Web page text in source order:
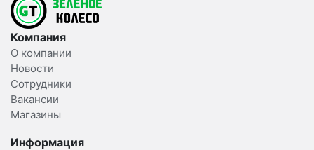
Компания
О компании
Новости
Сотрудники
Вакансии
Магазины
Информация